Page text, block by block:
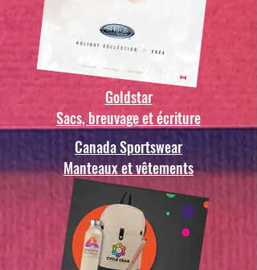
Goldstar
Sacs, breuvage et écriture
Canada Sportswear
Manteaux et vêtements